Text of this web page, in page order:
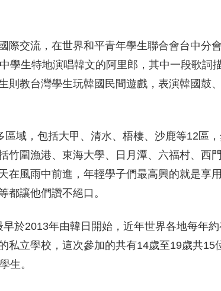
際交流，在世界和平青年學生聯合會台中分
學生特地演唱韓文的阿里郎，其中一段歌詞
則教台灣學生玩韓國民間遊戲，表演韓國鼓
域，包括大甲、清水、梧棲、沙鹿等12區
竹圍漁港、東海大學、日月潭、六福村、西
在風雨中前進，年輕學子們最高興的就是享
都讓他們讚不絕口。
於2013年由韓日開始，近年世界各地每年
立學校，這次參加的共有14歲至19歲共15
生。